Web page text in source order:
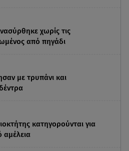
χωρίς τις
από πηγάδι
με τρυπάνι και
κατηγορούνται για